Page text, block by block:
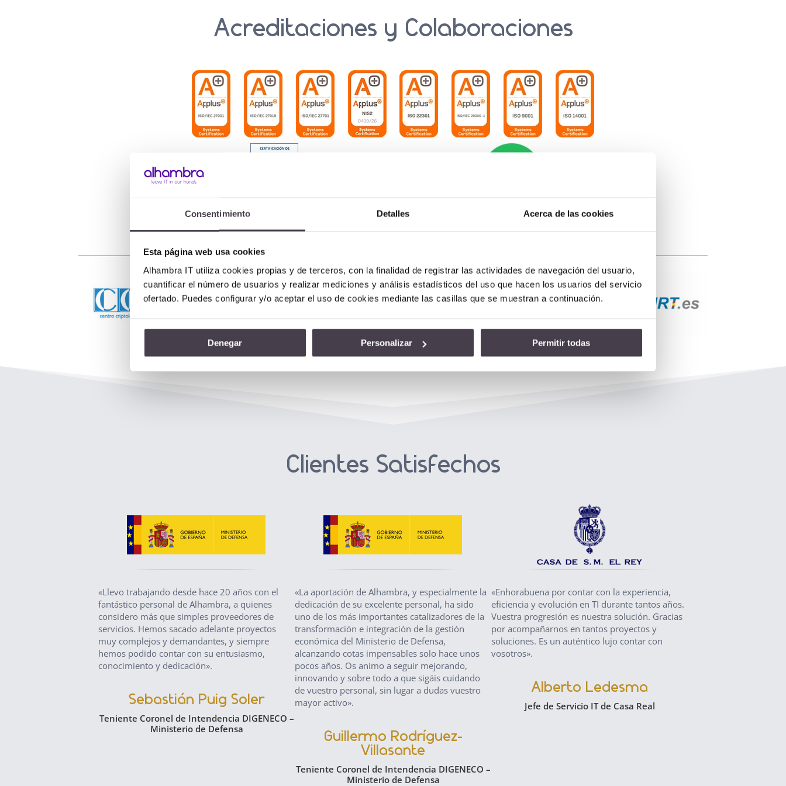
Consentimiento Detalles Acerca de las cookies
Esta página web usa cookies
Alhambra IT utiliza cookies propias y de terceros, con la finalidad de registrar las actividades de navegación del usuario,
cuantificar el número de usuarios y realizar mediciones y análisis estadísticos del uso que hacen los usuarios del servicio
ofertado. Puedes configurar y/o aceptar el uso de cookies mediante las casillas que se muestran a continuación.
Denegar Personalizar Permitir todas
Acreditaciones y Colaboraciones
Clientes Satisfechos
«Llevo trabajando desde hace 20 años con el
fantástico personal de Alhambra, a quienes
considero más que simples proveedores de
servicios. Hemos sacado adelante proyectos
muy complejos y demandantes, y siempre
hemos podido contar con su entusiasmo,
conocimiento y dedicación».
Sebastián Puig Soler
Teniente Coronel de Intendencia DIGENECO –
Ministerio de Defensa
«La aportación de Alhambra, y especialmente la
dedicación de su excelente personal, ha sido
uno de los más importantes catalizadores de la
transformación e integración de la gestión
económica del Ministerio de Defensa,
alcanzando cotas impensables solo hace unos
pocos años. Os animo a seguir mejorando,
innovando y sobre todo a que sigáis cuidando
de vuestro personal, sin lugar a dudas vuestro
mayor activo».
Guillermo Rodríguez-
Villasante
Teniente Coronel de Intendencia DIGENECO –
Ministerio de Defensa
«Enhorabuena por contar con la experiencia,
eficiencia y evolución en TI durante tantos años.
Vuestra progresión es nuestra solución. Gracias
por acompañarnos en tantos proyectos y
soluciones. Es un auténtico lujo contar con
vosotros».
Alberto Ledesma
Jefe de Servicio IT de Casa Real